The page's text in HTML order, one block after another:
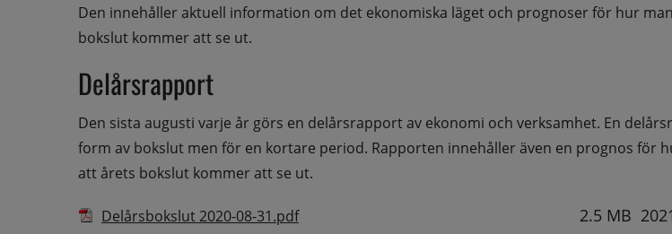
Den innehåller aktuell information om det ekonomiska läget och prognoser för hur
bokslut kommer att se ut.
Delårsrapport
Den sista augusti varje år görs en delårsrapport av ekonomi och verksamhet. En
form av bokslut men för en kortare period. Rapporten innehåller även en prognos för
att årets bokslut kommer att se ut.
Filer tillgängliga för nedladdning
Ikon som illustrerar filtyp Filnamn Datum fil laddades upp
Delårsbokslut 2020-08-31.pdfPdf, 2.5 MB. 2.5 MB